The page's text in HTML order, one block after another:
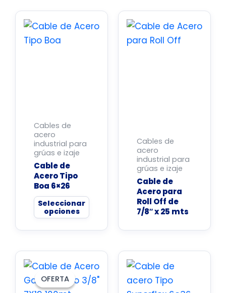
Cables de
acero
industrial para
grúas e izaje
Cable de
Acero Tipo
Boa 6×26
Seleccionar
opciones
producto
tiene
pueden
elegir
en
la
página
de
producto
Cables de
acero
industrial para
grúas e izaje
Cable de
Acero para
Roll Off de
7/8″ x 25 mts
OFERTA
OFERTA
producto
tiene